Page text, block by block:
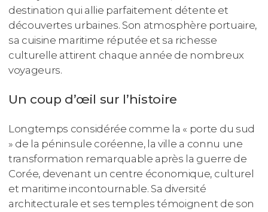
destination qui allie parfaitement détente et
découvertes urbaines. Son atmosphère portuaire,
sa cuisine maritime réputée et sa richesse
culturelle attirent chaque année de nombreux
voyageurs.
Un coup d’œil sur l’histoire
Longtemps considérée comme la « porte du sud
» de la péninsule coréenne, la ville a connu une
transformation remarquable après la guerre de
Corée, devenant un centre économique, culturel
et maritime incontournable. Sa diversité
architecturale et ses temples témoignent de son